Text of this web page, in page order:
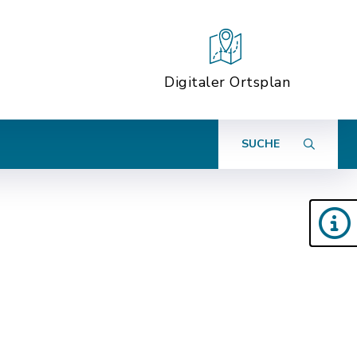
Digitaler Ortsplan
SUCHE